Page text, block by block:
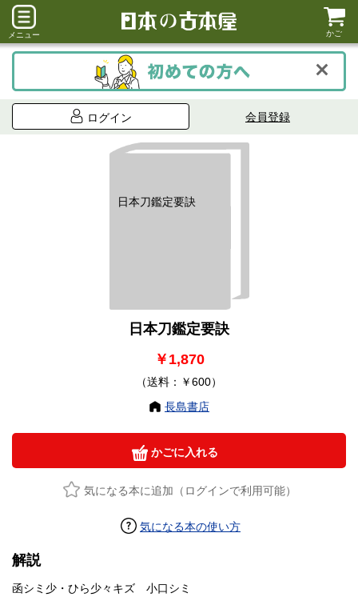
メニュー かご
ログイン 会員登録
日本刀鑑定要訣
日本刀鑑定要訣
￥1,870
（送料：￥600）
長島書店
かごに入れる
気になる本に追加（ログインで利用可能）
気になる本の使い方
解説
函シミ少・ひら少々キズ 小口シミ